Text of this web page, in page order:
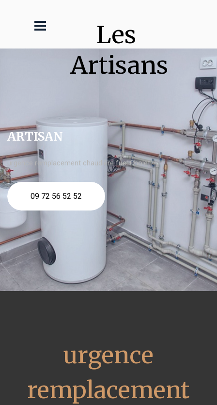
Les
Artisans
ARTISAN
urgence remplacement chaudière fuel Cholet
09 72 56 52 52
urgence
remplacement